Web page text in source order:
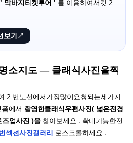
' 막바지티켓투어 ' 를 이용하여서킷 2
보기↗
소지도 — 클래식사진을찍
2 번노선에서가장많이요청되는세가지
에서 촬영한클래식우편사진( 넓은전경
즈업사진 )을 찾아보세요 . 확대가능한전
섹션사진갤러리 로스크롤하세요 .